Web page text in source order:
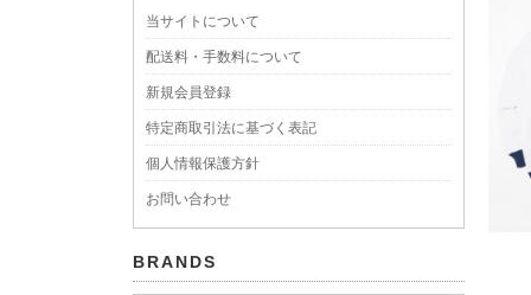
当サイトについて
配送料・手数料について
新規会員登録
特定商取引法に基づく表記
個人情報保護方針
お問い合わせ
BRANDS